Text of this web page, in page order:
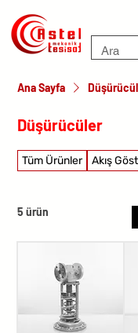
Ana Sayfa
Düşürücüler
Tüm Ürünler Akış
5 ürün